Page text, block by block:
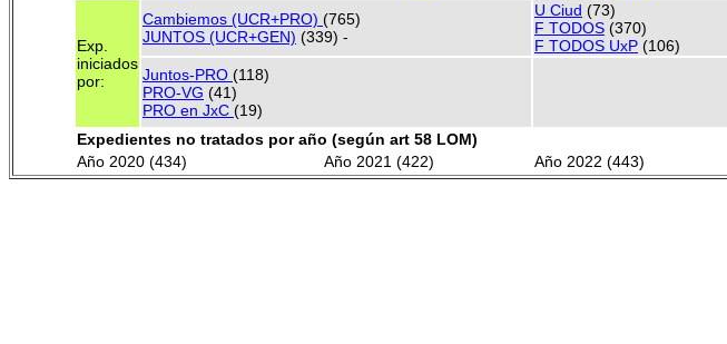
Exp.
iniciados
por:
Cambiemos (UCR+PRO) (765)
JUNTOS (UCR+GEN) (339) -
U Ciud (73)
F TODOS (370)
F TODOS UxP (106)
Juntos-PRO (118)
PRO-VG (41)
PRO en JxC (19)
Expedientes no tratados por año (según art 58 LOM)
Año 2020 (434)
Año 2021 (422) Año 2022 (443)